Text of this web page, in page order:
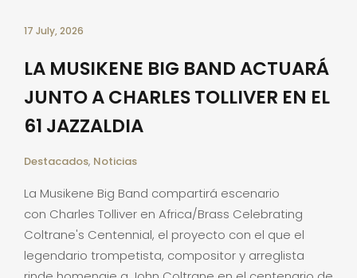
17 July, 2026
LA MUSIKENE BIG BAND ACTUARÁ
JUNTO A CHARLES TOLLIVER EN EL
61 JAZZALDIA
Destacados, Noticias
La Musikene Big Band compartirá escenario
con Charles Tolliver en Africa/Brass Celebrating
Coltrane's Centennial, el proyecto con el que el
legendario trompetista, compositor y arreglista